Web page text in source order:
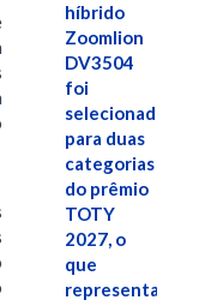
híbrido
Zoomlion
DV3504
foi
selecionado
para duas
categorias
do prêmio
TOTY
2027, o
que
representa